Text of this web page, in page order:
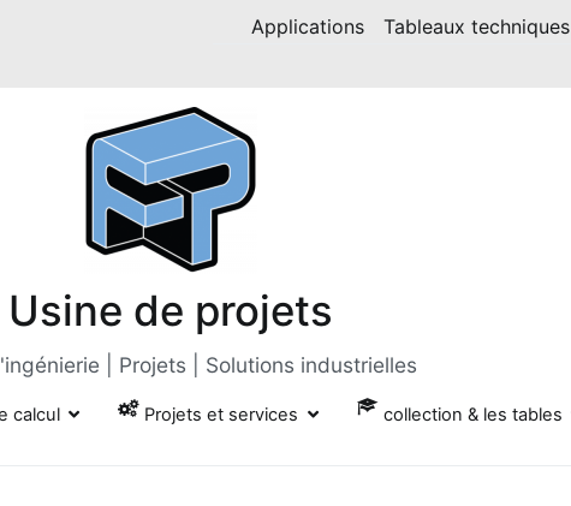
Applications Tableaux techniques
Usine de projets
| Projets | Solutions industrielles
calcul Projets et services collection & les tables